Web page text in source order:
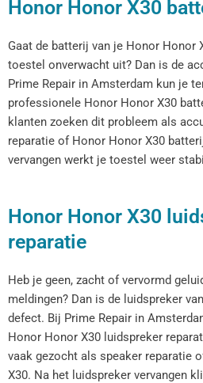
Honor Honor X30
Gaat de batterij van je Honor Honor
toestel onverwacht uit? Dan is de
Prime Repair in Amsterdam kun je
professionele Honor Honor X30
klanten zoeken dit probleem als
reparatie of Honor Honor X30
vervangen werkt je toestel weer
Honor Honor X30
reparatie
Heb je geen, zacht of vervormd
meldingen? Dan is de luidspreker
defect. Bij Prime Repair in
Honor Honor X30 luidspreker
vaak gezocht als speaker reparatie
X30. Na het luidspreker vervangen